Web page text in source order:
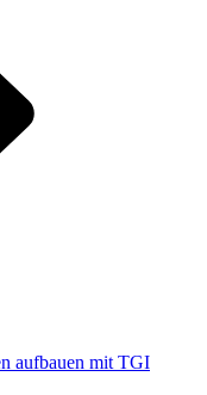
aufbauen mit TGI